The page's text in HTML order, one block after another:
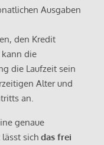
Ausgaben
den Kredit
kann die
die Laufzeit sein
Alter und
an.
genaue
sich das frei